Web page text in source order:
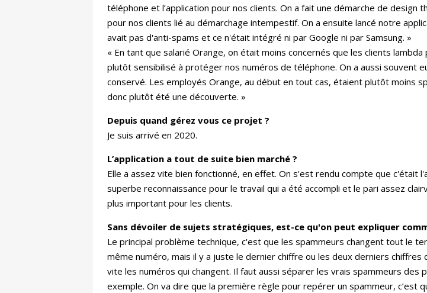
téléphone et l’application pour nos clients. On a fait une démarche de design
pour nos clients lié au démarchage intempestif. On a ensuite lancé notre
avait pas d'anti-spams et ce n'était intégré ni par Google ni par Samsung. »
« En tant que salarié Orange, on était moins concernés que les clients
plutôt sensibilisé à protéger nos numéros de téléphone. On a aussi souvent
conservé. Les employés Orange, au début en tout cas, étaient plutôt moins
donc plutôt été une découverte. »
Depuis quand gérez vous ce projet ?
Je suis arrivé en 2020.
L’application a tout de suite bien marché ?
Elle a assez vite bien fonctionné, en effet. On s'est rendu compte que c'était
superbe reconnaissance pour le travail qui a été accompli et le pari assez
plus important pour les clients.
Sans dévoiler de sujets stratégiques, est-ce qu'on peut expliquer
Le principal problème technique, c'est que les spammeurs changent tout le
même numéro, mais il y a juste le dernier chiffre ou les deux derniers
vite les numéros qui changent. Il faut aussi séparer les vrais spammeurs
exemple. On va dire que la première règle pour repérer un spammeur, c’est